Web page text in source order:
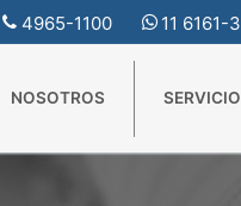
4965-1100 11 6161-
NOSOTROS
FAMILIA